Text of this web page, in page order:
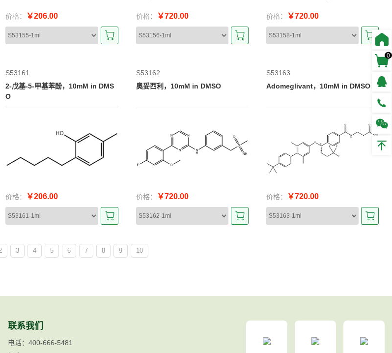
价格： ￥206.00 价格： ￥720.00 价格： ￥720.00
S53161
2-戊基-5-甲基苯酚，10mM in DMS
O
价格： ￥206.00
S53162
奥妥西利，10mM in DMSO
价格： ￥720.00
S53163
Adomeglivant，10mM in DMSO
价格： ￥720.00
3 4 5 6 7 8 9 10
联系我们
电话：400-666-5481
0